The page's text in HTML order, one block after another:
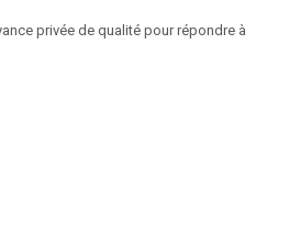
privée de qualité pour répondre à